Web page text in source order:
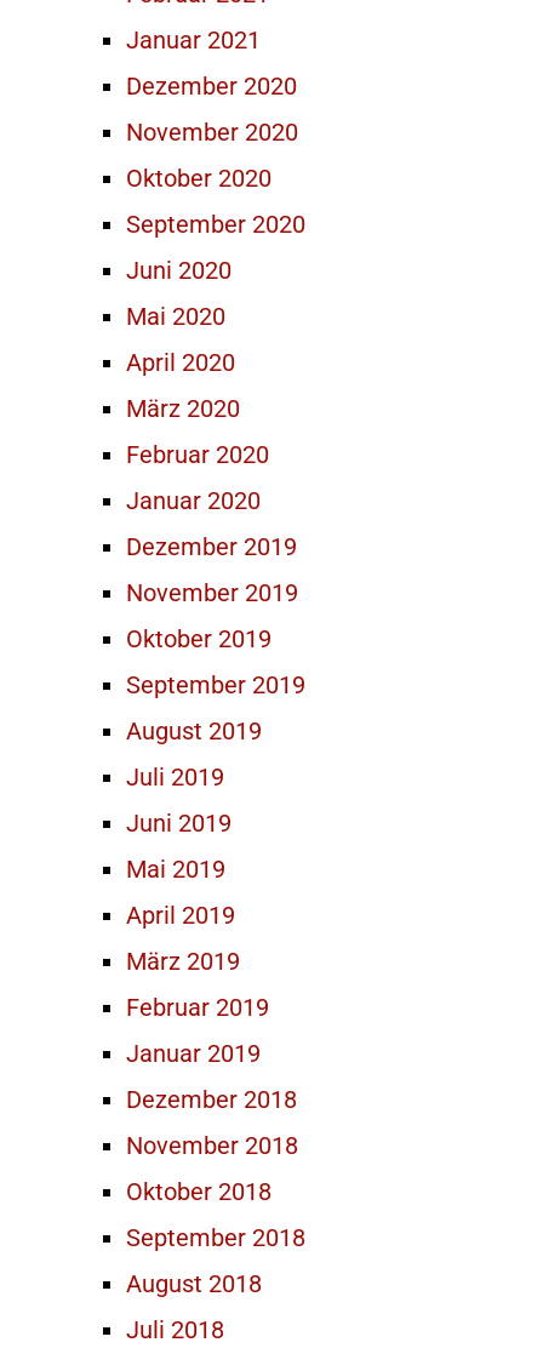
Januar 2021
Dezember 2020
November 2020
Oktober 2020
September 2020
Juni 2020
Mai 2020
April 2020
März 2020
Februar 2020
Januar 2020
Dezember 2019
November 2019
Oktober 2019
September 2019
August 2019
Juli 2019
Juni 2019
Mai 2019
April 2019
März 2019
Februar 2019
Januar 2019
Dezember 2018
November 2018
Oktober 2018
September 2018
August 2018
Juli 2018